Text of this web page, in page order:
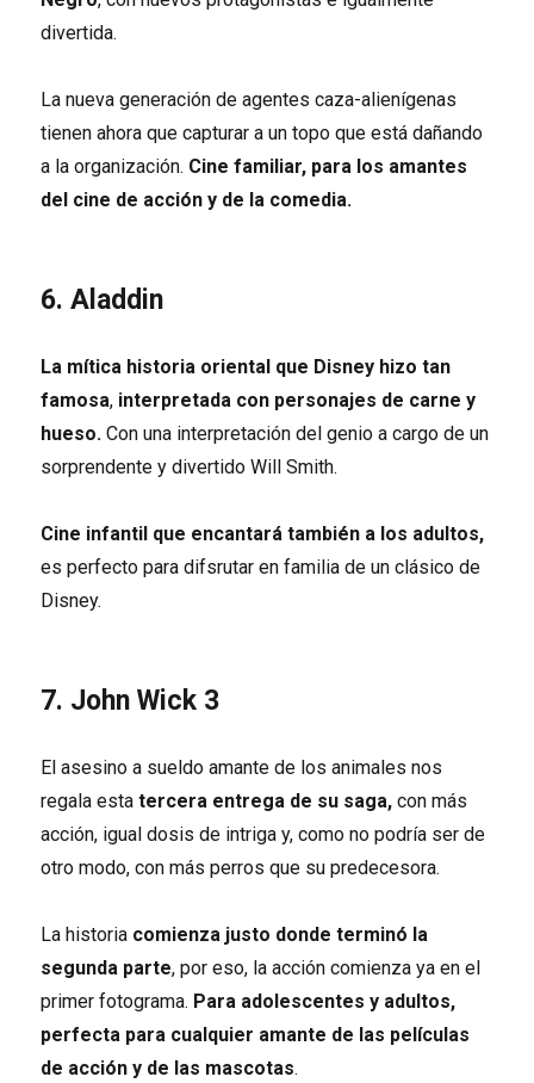
divertida.
La nueva generación de agentes caza-alienígenas
tienen ahora que capturar a un topo que está dañando
a la organización. Cine familiar, para los amantes
del cine de acción y de la comedia.
6. Aladdin
La mítica historia oriental que Disney hizo tan
famosa, interpretada con personajes de carne y
hueso.Con una interpretación del genio a cargo de un
sorprendente y divertido Will Smith.
Cine infantil que encantará también a los adultos,
es perfecto para difsrutar en familia de un clásico de
Disney.
7. John Wick 3
El asesino a sueldo amante de los animales nos
regala esta tercera entrega de su saga, con más
acción, igual dosis de intriga y, como no podría ser de
otro modo, con más perros que su predecesora.
La historia comienza justo donde terminó la
segunda parte, por eso, la acción comienza ya en el
primer fotograma. Para adolescentes y adultos,
perfecta para cualquier amante de las películas
de acción y de las mascotas.